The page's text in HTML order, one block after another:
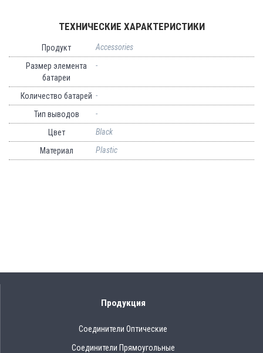
ТЕХНИЧЕСКИЕ ХАРАКТЕРИСТИКИ
Продукт
Accessories
Размер элемента
батареи
-
Количество батарей -
Тип выводов
-
Цвет
Black
Материал
Plastic
Продукция
Соединители Оптические
Соединители Прямоугольные